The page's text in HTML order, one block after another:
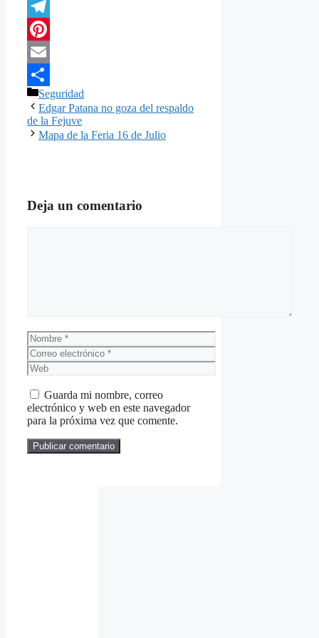
Twitter
Telegram
Pinterest
Email
Compartir
Categorías
Seguridad
Edgar Patana no goza del respaldo
de la Fejuve
Mapa de la Feria 16 de Julio
Deja un comentario
Nombre
Correo
electrónico
Web
Guarda mi nombre, correo
electrónico y web en este navegador
para la próxima vez que comente.